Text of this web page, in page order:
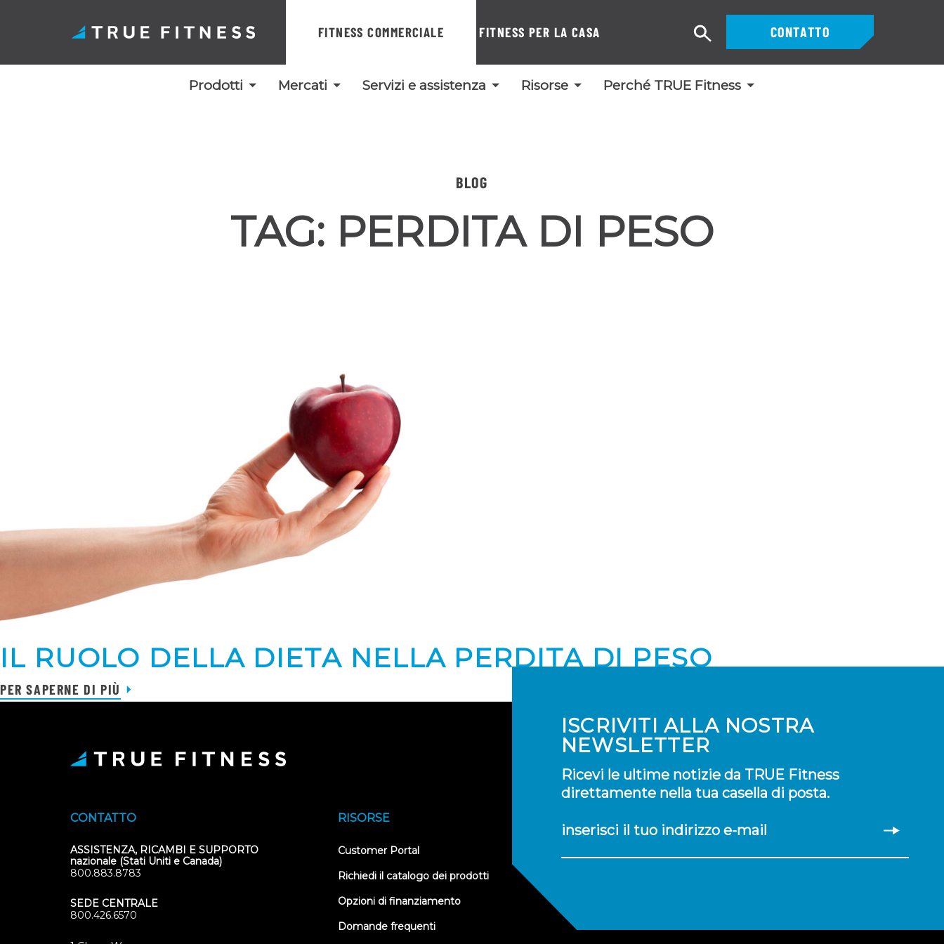
FITNESS COMMERCIALE FITNESS PER LA CASA
Prodotti Mercati Servizi e assistenza Risorse Perché TRUE Fitness
CONTATTO
Ricerca
BLOG
TAG: PERDITA DI PESO
IL RUOLO DELLA DIETA NELLA PERDITA DI PESO
PER SAPERNE DI PIÙ
ISCRIVITI ALLA NOSTRA
NEWSLETTER
Ricevi le ultime notizie da TRUE Fitness
direttamente nella tua casella di posta.
inserisci il tuo indirizzo e-mail
CONTATTO
ASSISTENZA, RICAMBI E SUPPORTO
nazionale (Stati Uniti e Canada)
800.883.8783
SEDE CENTRALE
800.426.6570
RISORSE
Customer Portal(opens
new
Richiedi il catalogo dei prodotti
Opzioni di finanziamento
Domande frequenti